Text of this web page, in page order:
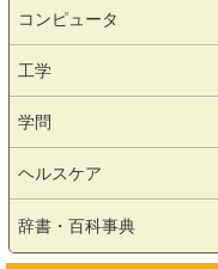
コンピュータ
工学
学問
ヘルスケア
辞書・百科事典